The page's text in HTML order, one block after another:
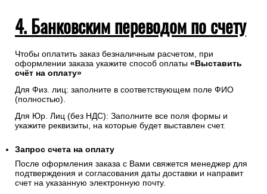
4. Банковским переводом по счету
Чтобы оплатить заказ безналичным расчетом, при
оформлении заказа укажите способ оплаты «Выставить
счёт на оплату»
Для Физ. лиц: заполните в соответствующем поле ФИО
(полностью).
Для Юр. Лиц (без НДС): Заполните все поля формы и
укажите реквизиты, на которые будет выставлен счет.
Запрос счета на оплату
После оформления заказа с Вами свяжется менеджер для
подтверждения и согласования даты доставки и направит
счет на указанную электронную почту.